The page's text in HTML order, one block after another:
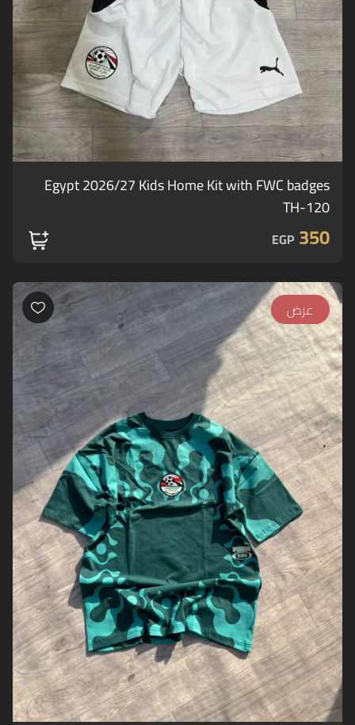
Egypt 2026/27 Kids Home Kit with FWC badges
TH-120
350
EGP
عرض